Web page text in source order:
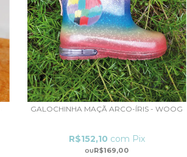
GALOCHINHA MAÇÃ ARCO-ÍRIS - WOOG
R$169,00
R$152,10 com Pix